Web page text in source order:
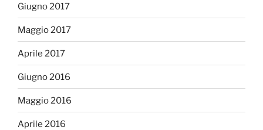
Giugno 2017
Maggio 2017
Aprile 2017
Giugno 2016
Maggio 2016
Aprile 2016